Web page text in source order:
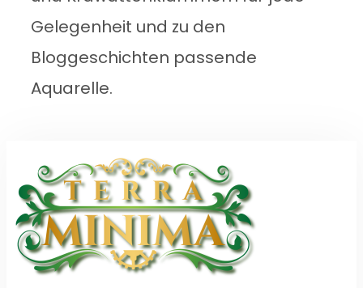
Gelegenheit und zu den
Bloggeschichten passende
Aquarelle.